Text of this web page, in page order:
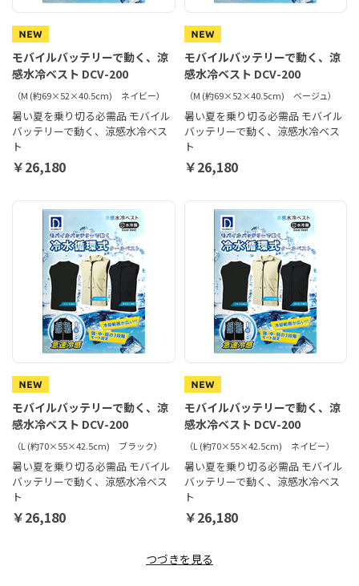
モバイルバッテリーで動く、涼
感水冷ベスト DCV-200
（M (約69×52×40.5cm) ネイビー）
暑い夏を乗り切る必需品 モバイル
バッテリーで動く、涼感水冷ベス
ト
￥26,180
モバイルバッテリーで動く、涼
感水冷ベスト DCV-200
（M (約69×52×40.5cm) ベージュ）
暑い夏を乗り切る必需品 モバイル
バッテリーで動く、涼感水冷ベス
ト
￥26,180
モバイルバッテリーで動く、涼
感水冷ベスト DCV-200
（L (約70×55×42.5cm) ブラック）
暑い夏を乗り切る必需品 モバイル
バッテリーで動く、涼感水冷ベス
ト
￥26,180
モバイルバッテリーで動く、涼
感水冷ベスト DCV-200
（L (約70×55×42.5cm) ネイビー）
暑い夏を乗り切る必需品 モバイル
バッテリーで動く、涼感水冷ベス
ト
￥26,180
つづきを見る